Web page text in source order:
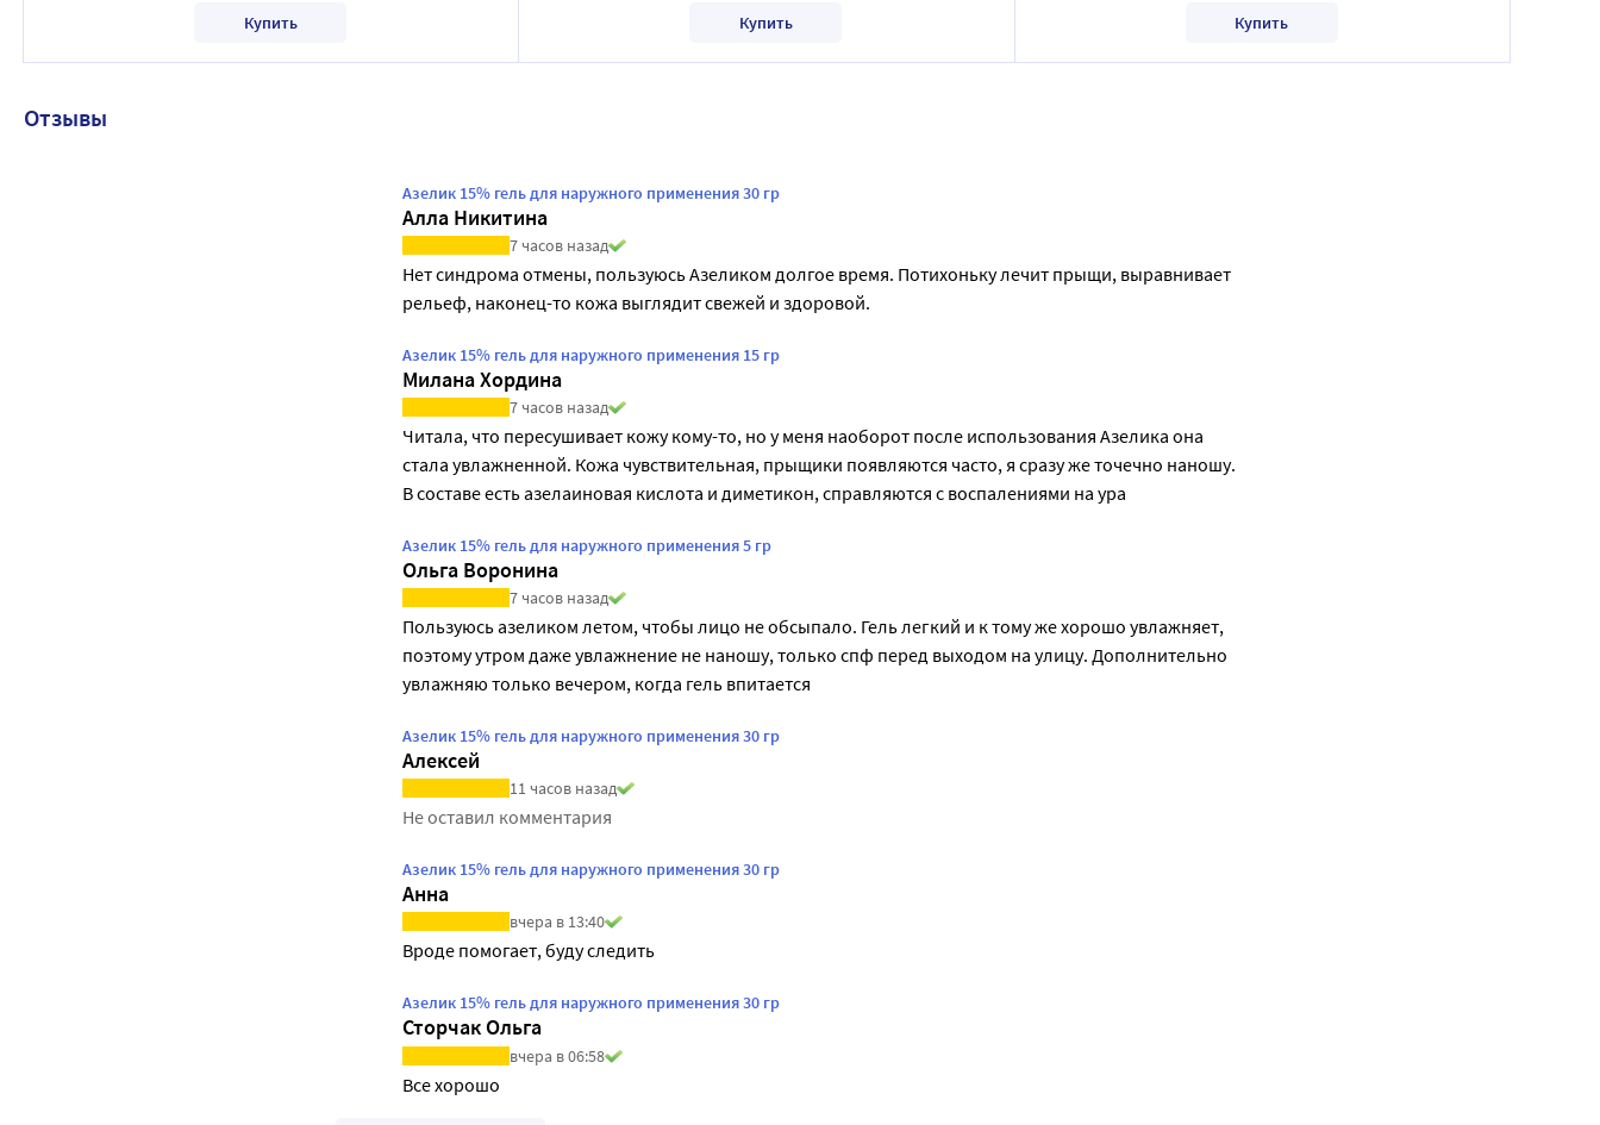
Купить Купить Купить
Отзывы
Азелик 15% гель для наружного применения 30 гр
Алла Никитина
7 часов назад
Нет синдрома отмены, пользуюсь Азеликом долгое время. Потихоньку лечит прыщи, выравнивает
рельеф, наконец-то кожа выглядит свежей и здоровой.
Азелик 15% гель для наружного применения 15 гр
Милана Хордина
7 часов назад
Читала, что пересушивает кожу кому-то, но у меня наоборот после использования Азелика она
стала увлажненной. Кожа чувствительная, прыщики появляются часто, я сразу же точечно наношу.
В составе есть азелаиновая кислота и диметикон, справляются с воспалениями на ура
Азелик 15% гель для наружного применения 5 гр
Ольга Воронина
7 часов назад
Пользуюсь азеликом летом, чтобы лицо не обсыпало. Гель легкий и к тому же хорошо увлажняет,
поэтому утром даже увлажнение не наношу, только спф перед выходом на улицу. Дополнительно
увлажняю только вечером, когда гель впитается
Азелик 15% гель для наружного применения 30 гр
Алексей
11 часов назад
Не оставил комментария
Азелик 15% гель для наружного применения 30 гр
Анна
вчера в 13:40
Вроде помогает, буду следить
Азелик 15% гель для наружного применения 30 гр
Сторчак Ольга
вчера в 06:58
Все хорошо